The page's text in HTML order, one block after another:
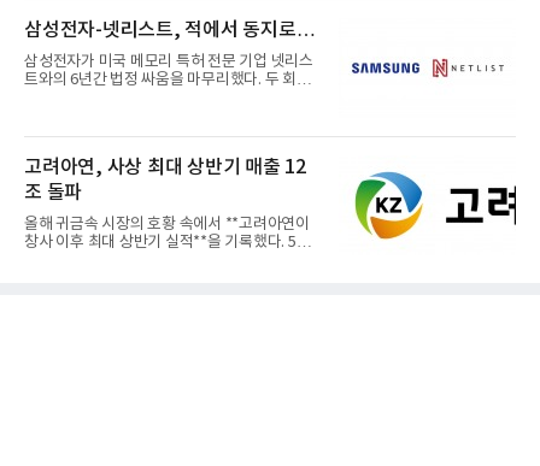
삼성전자-넷리스트, 적에서 동지로…
삼성전자가 미국 메모리 특허 전문 기업 넷리스
트와의 6년간 법정 싸움을 마무리했다. 두 회사
고려아연, 사상 최대 상반기 매출 12
조 돌파
올해 귀금속 시장의 호황 속에서 **고려아연이
창사 이후 최대 상반기 실적**을 기록했다. 5일